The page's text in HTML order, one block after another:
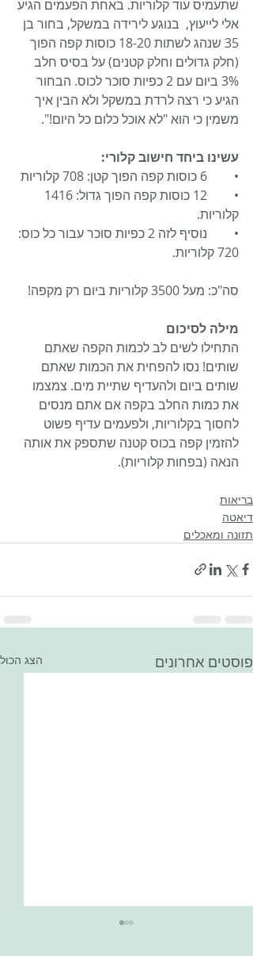
שתעמיס עוד קלוריות. באחת הפעמים הגיע
אלי לייעוץ,  בנוגע לירידה במשקל, בחור בן
35 שנהג לשתות 18-20 כוסות קפה הפוך
(חלק גדולים וחלק קטנים) על בסיס חלב
3% ביום עם 2 כפיות סוכר לכוס. הבחור
הגיע כי רצה לרדת במשקל ולא הבין איך
משמין כי הוא "לא אוכל כלום כל היום!".
עשינו ביחד חישוב קלורי:
•	6 כוסות קפה הפוך קטן: 708 קלוריות
קלוריות.
•	נוסיף לזה 2 כפיות סוכר עבור כל כוס:
720 קלוריות.
סה"כ: מעל 3500 קלוריות ביום רק מקפה!
מילה לסיכום
התחילו לשים לב לכמות הקפה שאתם
שותים! נסו להפחית את הכמות שאתם
שותים ביום ולהעדיף שתיית מים. צמצמו
את כמות החלב בקפה אם אתם מנסים
לחסוך בקלוריות, ולפעמים עדיף פשוט
להזמין קפה בכוס קטנה שתספק את אותה
הנאה (בפחות קלוריות).
בריאות
דיאטה
תזונה ומאכלים
פוסטים אחרונים הצג הכול